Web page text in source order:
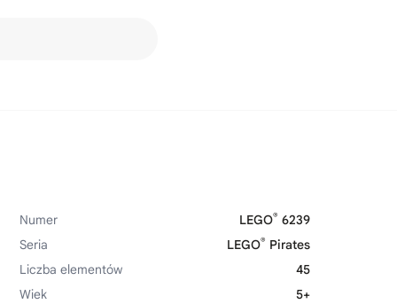
Numer LEGO® 6239
Seria
LEGO® Pirates
Liczba elementów
45
Wiek
5+